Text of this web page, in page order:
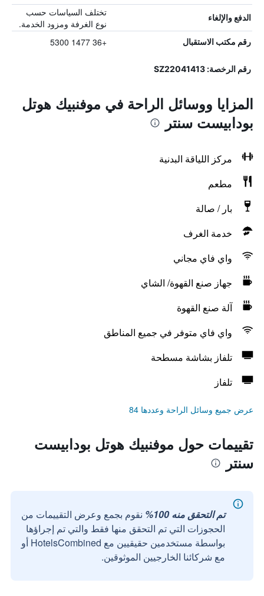
الدفع والإلغاء
تختلف السياسات حسب
نوع الغرفة ومزود الخدمة.
رقم مكتب الاستقبال +36 1477 5300
رقم الرخصة: SZ22041413
المزايا ووسائل الراحة في موفنبيك هوتل
بودابيست سنتر
مركز اللياقة البدنية
مطعم
بار / صالة
خدمة الغرف
واي فاي مجاني
جهاز صنع القهوة/ الشاي
آلة صنع القهوة
واي فاي متوفر في جميع المناطق
تلفاز بشاشة مسطحة
تلفاز
عرض جميع وسائل الراحة وعددها 84
تقييمات حول موفنبيك هوتل بودابيست
سنتر
تم التحقق منه 100%
نقوم بجمع وعرض التقييمات من
الحجوزات التي تم التحقق منها فقط والتي تم إجراؤها
بواسطة مستخدمين حقيقيين مع HotelsCombined أو
مع شركائنا الخارجيين الموثوقين.